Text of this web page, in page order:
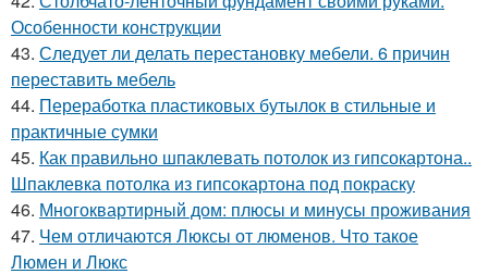
Особенности конструкции
43. Следует ли делать перестановку мебели. 6 причин
переставить мебель
44. Переработка пластиковых бутылок в стильные и
практичные сумки
45. Как правильно шпаклевать потолок из гипсокартона..
Шпаклевка потолка из гипсокартона под покраску
46. Многоквартирный дом: плюсы и минусы проживания
47. Чем отличаются Люксы от люменов. Что такое
Люмен и Люкс